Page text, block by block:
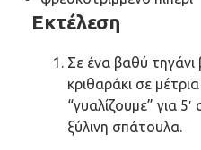
Εκτέλεση
Σε ένα βαθύ τηγάνι
κριθαράκι σε
“γυαλίζουμε” για
ξύλινη σπάτουλα.